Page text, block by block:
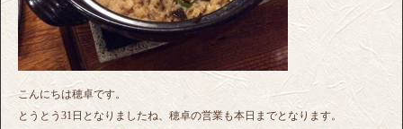
こんにちは穂卓です。
とうとう31日となりましたね、穂卓の営業も本日までとなります。